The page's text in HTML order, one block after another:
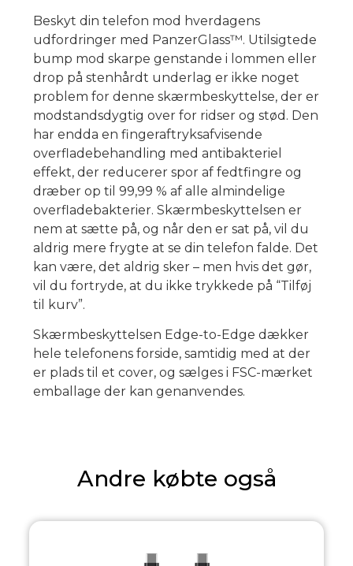
Beskyt din telefon mod hverdagens
udfordringer med PanzerGlass™. Utilsigtede
bump mod skarpe genstande i lommen eller
drop på stenhårdt underlag er ikke noget
problem for denne skærmbeskyttelse, der er
modstandsdygtig over for ridser og stød. Den
har endda en fingeraftryksafvisende
overfladebehandling med antibakteriel
effekt, der reducerer spor af fedtfingre og
dræber op til 99,99 % af alle almindelige
overfladebakterier. Skærmbeskyttelsen er
nem at sætte på, og når den er sat på, vil du
aldrig mere frygte at se din telefon falde. Det
kan være, det aldrig sker – men hvis det gør,
vil du fortryde, at du ikke trykkede på “Tilføj
til kurv”.
Skærmbeskyttelsen Edge-to-Edge dækker
hele telefonens forside, samtidig med at der
er plads til et cover, og sælges i FSC-mærket
emballage der kan genanvendes.
Andre købte også